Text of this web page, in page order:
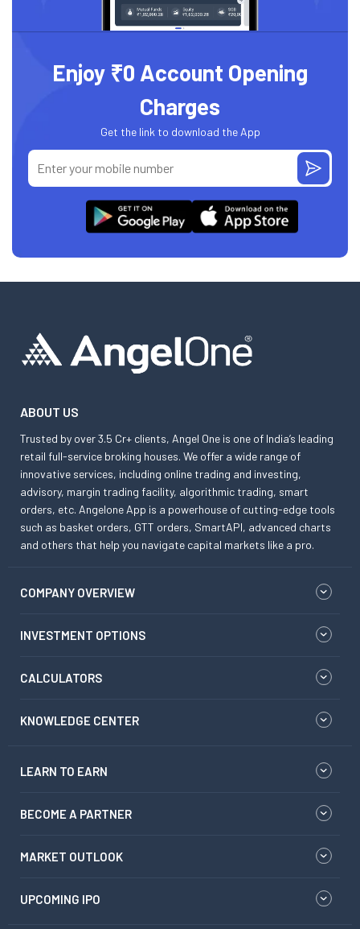
Enjoy ₹0 Account Opening
Charges
Get the link to download the App
ABOUT US
Trusted by over 3.5 Cr+ clients, Angel One is one of India’s leading
retail full-service broking houses. We offer a wide range of
innovative services, including online trading and investing,
advisory, margin trading facility, algorithmic trading, smart
orders, etc. Angelone App is a powerhouse of cutting-edge tools
such as basket orders, GTT orders, SmartAPI, advanced charts
and others that help you navigate capital markets like a pro.
COMPANY OVERVIEW
INVESTMENT OPTIONS
CALCULATORS
KNOWLEDGE CENTER
LEARN TO EARN
BECOME A PARTNER
MARKET OUTLOOK
UPCOMING IPO